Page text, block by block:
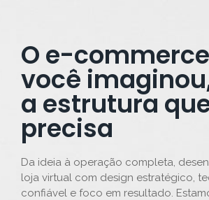
O e-
você
a estrutura
precisa
Da ideia à operação completa,
loja virtual com design estratégico,
confiável e foco em resultado.